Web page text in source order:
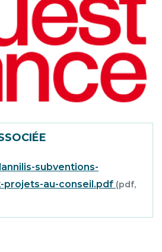
subventions-
projets-au-conseil.pdf (pdf,